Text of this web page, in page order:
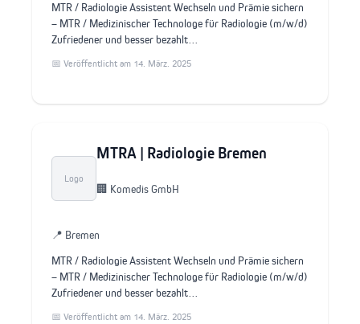
MTR / Radiologie Assistent Wechseln und Prämie sichern
– MTR / Medizinischer Technologe für Radiologie (m/w/d)
Zufriedener und besser bezahlt…
📅 Veröffentlicht am 14. März. 2025
Logo
MTRA | Radiologie Bremen
🏢 Komedis GmbH
📍 Bremen
MTR / Radiologie Assistent Wechseln und Prämie sichern
– MTR / Medizinischer Technologe für Radiologie (m/w/d)
Zufriedener und besser bezahlt…
📅 Veröffentlicht am 14. März. 2025